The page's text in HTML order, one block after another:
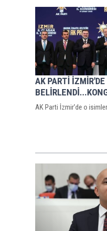
AK PARTİ
AK Parti İzmir'de o